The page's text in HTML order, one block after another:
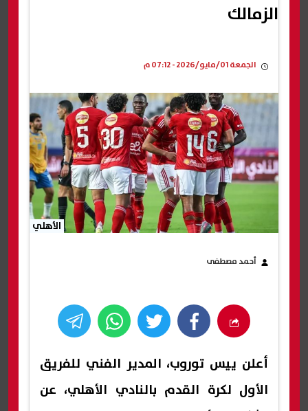
الزمالك
الجمعة 01/مايو/2026 - 07:12 م
الأهلي
أحمد مصطفى
أعلن ييس توروب، المدير الفني للفريق
الأول لكرة القدم بالنادي الأهلي، عن